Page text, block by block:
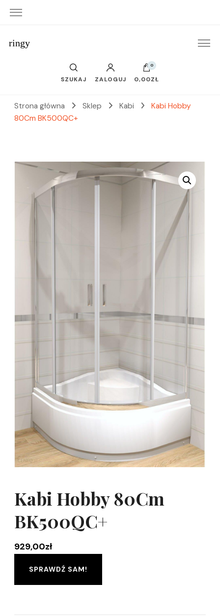
ringy
SZUKAJ ZALOGUJ
0
0,00ZŁ
Strona główna Sklep Kabi
Kabi Hobby
80Cm BK500QC+
Kabi Hobby 80Cm
BK500QC+
929,00zł
SPRAWDŹ SAM!